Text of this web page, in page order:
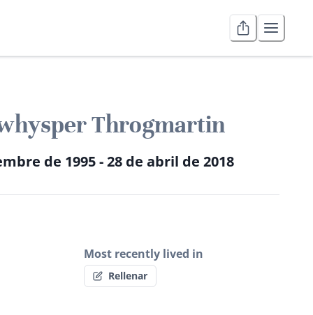
Throgmartin
de 1995 - 28 de abril de 2018
Most recently lived in
Rellenar